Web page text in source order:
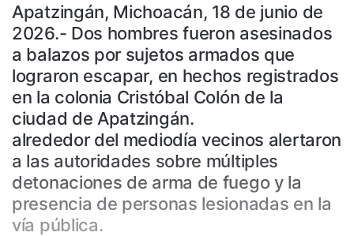
Apatzingán, Michoacán, 18 de junio de
2026.- Dos hombres fueron asesinados
a balazos por sujetos armados que
lograron escapar, en hechos registrados
en la colonia Cristóbal Colón de la
ciudad de Apatzingán.
alrededor del mediodía vecinos alertaron
a las autoridades sobre múltiples
detonaciones de arma de fuego y la
presencia de personas lesionadas en la
vía pública.